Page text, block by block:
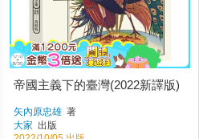
帝國主義下的臺灣(2022新譯版)
矢內原忠雄著
大家 出版